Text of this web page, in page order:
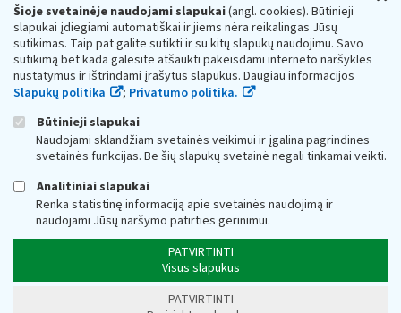
Šioje svetainėje naudojami slapukai(angl. cookies). Būtinieji
slapukai įdiegiami automatiškai ir jiems nėra reikalingas Jūsų
sutikimas. Taip pat galite sutikti ir su kitų slapukų naudojimu. Savo
sutikimą bet kada galėsite atšaukti pakeisdami interneto naršyklės
nustatymus ir ištrindami įrašytus slapukus. Daugiau informacijos
Slapukų politika
; Privatumo politika.
Būtinieji slapukai
Naudojami sklandžiam svetainės veikimui ir įgalina pagrindines
svetainės funkcijas. Be šių slapukų svetainė negali tinkamai veikti.
Analitiniai slapukai
Renka statistinę informaciją apie svetainės naudojimą ir
naudojami Jūsų naršymo patirties gerinimui.
PATVIRTINTI
Visus slapukus
PATVIRTINTI
Respublikos finansų ministerijos
Biudžetinė įstaiga. Juridinio asmens kodas — 188659752,
adresas: Vasario 16-osios g. 14, 01107 Vilnius, Lietuva, el.paštas:
vmi@vmi.lt, E. pristatymo dėžutės adresas 188659752
Duomenys apie Valstybinę mokesčių inspekciją prie Lietuvos
Respublikos finansų ministerijos kaupiami ir saugomi Juridinių